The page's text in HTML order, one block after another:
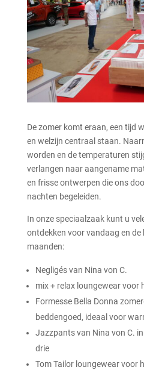
De zomer komt eraan, een tijd
en welzijn centraal staan.
worden en de temperaturen
verlangen naar aangename
en frisse ontwerpen die ons
nachten begeleiden.
In onze speciaalzaak kunt u
ontdekken voor vandaag en de
maanden:
Negligés van Nina von C.
mix + relax loungewear voor
Formesse Bella Donna
beddengoed, ideaal voor
Jazzpants van Nina von C.
drie
Tom Tailor loungewear voor